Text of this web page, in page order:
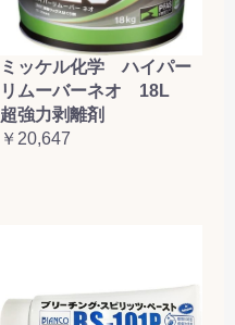
ミッケル化学 ハイパー
リムーバーネオ 18L
超強力剥離剤
￥20,647